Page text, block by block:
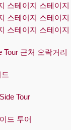
스테이지 스테이
스테이지 스테이
스테이지 스테이지
Tour 근처 오락거리
Tour
드 투어